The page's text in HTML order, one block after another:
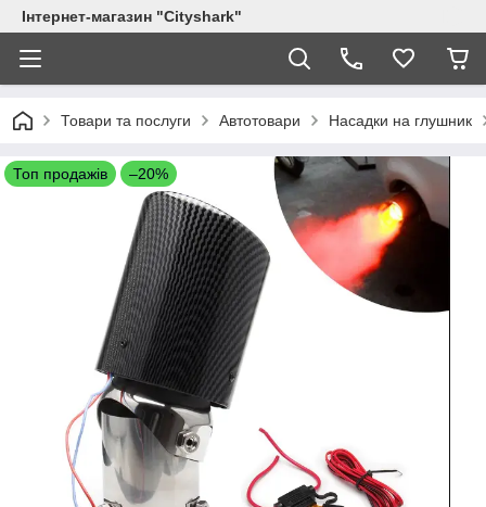
Інтернет-магазин "Сityshark"
Товари та послуги Автотовари Насадки на глушник
Топ продажів –20%